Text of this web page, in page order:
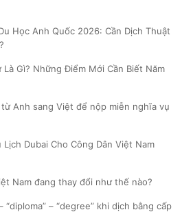
Học Anh Quốc 2026: Cần Dịch Thuật
Là Gì? Những Điểm Mới Cần Biết Năm
Anh sang Việt để nộp miễn nghĩa vụ
Lịch Dubai Cho Công Dân Việt Nam
Nam đang thay đổi như thế nào?
“diploma” – “degree” khi dịch bằng cấp